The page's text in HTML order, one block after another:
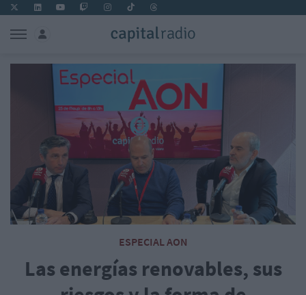
ESPECIAL AON
Las energías renovables, sus